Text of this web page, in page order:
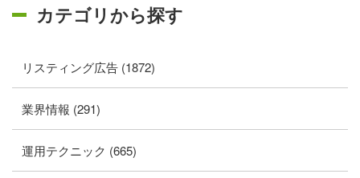
カテゴリから探す
リスティング広告 (1872)
業界情報 (291)
運用テクニック (665)